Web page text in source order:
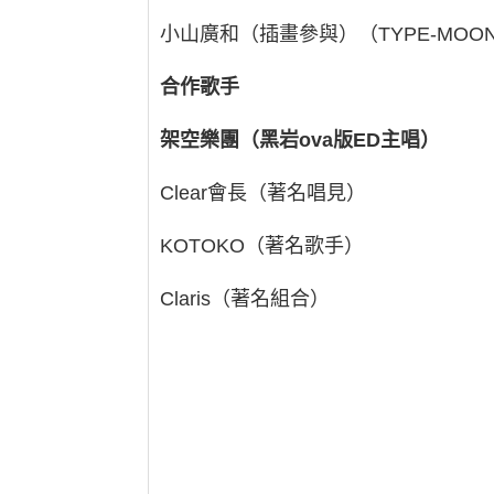
小山廣和（插畫參與）（TYPE-
合作歌手
架空樂團（黑岩ova版ED主唱）
Clear會長（著名唱見）
KOTOKO（著名歌手）
Claris（著名組合）